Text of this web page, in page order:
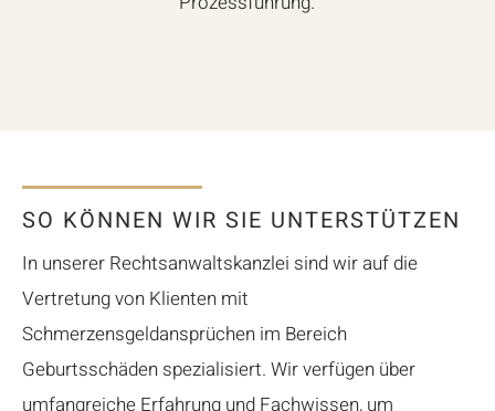
SO KÖNNEN WIR SIE UNTERSTÜTZEN
In unserer Rechtsanwaltskanzlei sind wir auf die
Vertretung von Klienten mit
Schmerzensgeldansprüchen im Bereich
Geburtsschäden spezialisiert. Wir verfügen über
umfangreiche Erfahrung und Fachwissen, um